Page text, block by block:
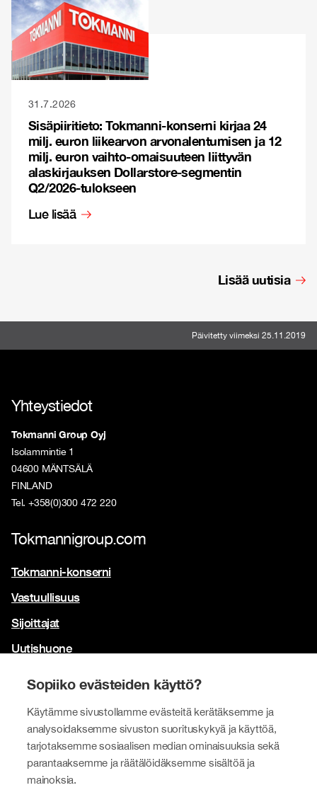
Sopiiko evästeiden käyttö?
Käytämme sivustollamme evästeitä kerätäksemme ja
analysoidaksemme sivuston suorituskykyä ja käyttöä,
tarjotaksemme sosiaalisen median ominaisuuksia sekä
parantaaksemme ja räätälöidäksemme sisältöä ja
mainoksia.
31.7.2026
Sisäpiiritieto: Tokmanni-konserni kirjaa 24
milj. euron liikearvon arvonalentumisen ja 12
milj. euron vaihto-omaisuuteen liittyvän
alaskirjauksen Dollarstore-segmentin
Q2/2026-tulokseen
Lue lisää
Lisää uutisia
Päivitetty viimeksi 25.11.2019
Yhteystiedot
Tokmanni Group Oyj
Isolammintie 1
04600 MÄNTSÄLÄ
FINLAND
Tel. +358(0)300 472 220
Tokmannigroup.com
Tokmanni-konserni
Vastuullisuus
Sijoittajat
Uutishuone
Brändimme
Tokmanni
SPAR Suomi
Click Shoes ja Shoe House